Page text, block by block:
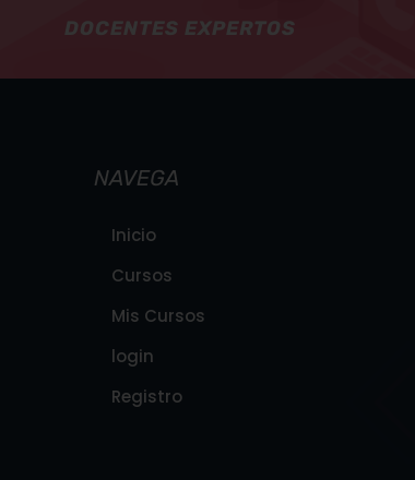
DOCENTES EXPERTOS
NAVEGA
Inicio
Cursos
Mis Cursos
login
Registro